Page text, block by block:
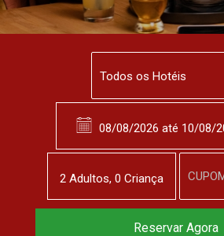
2 Adultos, 0 Criança
Reserve agora, com
Reservar Agora